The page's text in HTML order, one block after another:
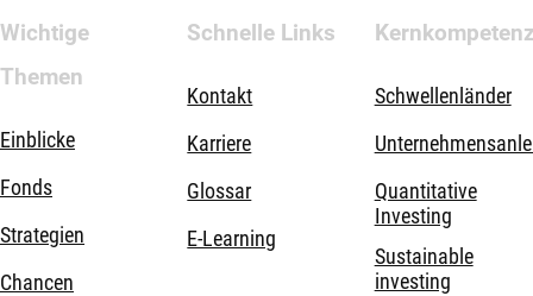
Wichtige
Themen
Einblicke
Fonds
Strategien
Chancen
Schnelle Links
Kontakt
Karriere
Glossar
E-Learning
Schwellenländer
Quantitative
Investing
Sustainable
investing